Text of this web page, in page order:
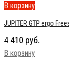
В корзину
JUPITER GTP ergo
4 410 руб.
В корзину